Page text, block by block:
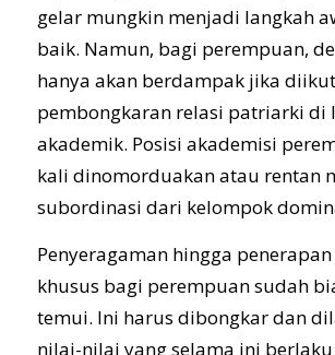
gelar mungkin menjadi langkah
baik. Namun, bagi perempuan,
hanya akan berdampak jika
pembongkaran relasi patriarki di
akademik. Posisi akademisi
kali dinomorduakan atau rentan
subordinasi dari kelompok
Penyeragaman hingga
khusus bagi perempuan sudah
temui. Ini harus dibongkar dan
nilai-nilai yang selama ini